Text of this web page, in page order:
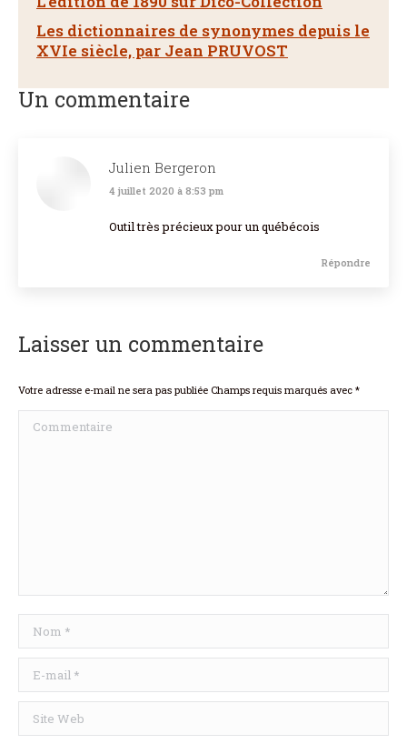
Les dictionnaires de synonymes depuis le
XVIe siècle, par Jean PRUVOST
Un commentaire
Julien Bergeron
dit
:
4 juillet 2020 à 8:53 pm
Outil très précieux pour un québécois
Répondre
Laisser un commentaire
Votre adresse e-mail ne sera pas publiée Champs requis marqués avec *
Commentaire
Nom *
E-mail *
Site Web